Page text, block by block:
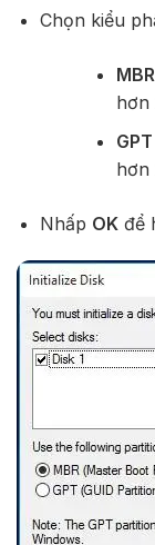
Chọn kiểu
hơn
hơn
Nhấp OKđể